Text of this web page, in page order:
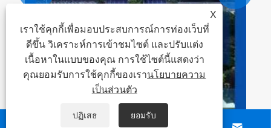
X
เราใช้คุกกี้เพื่อมอบประสบการณ์การท่องเว็บที่
ดีขึ้น วิเคราะห์การเข้าชมไซต์ และปรับแต่ง
เนื้อหาในแบบของคุณ การใช้ไซต์นี้แสดงว่า
คุณยอมรับการใช้คุกกี้ของเรานโยบายความ
เป็นส่วนตัว
ปฏิเสธ ยอมรับ